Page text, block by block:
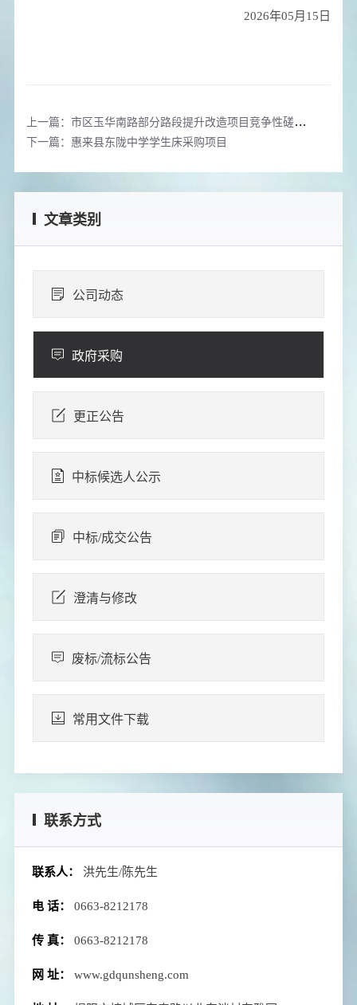
2026年05月15日
上一篇：市区玉华南路部分路段提升改造项目竞争性磋商公告
下一篇：惠来县东陇中学学生床采购项目
文章类别
公司动态
政府采购
更正公告
中标候选人公示
中标/成交公告
澄清与修改
废标/流标公告
常用文件下载
联系方式
联系人： 洪先生/陈先生
电 话： 0663-8212178
传 真： 0663-8212178
网 址： www.gdqunsheng.com